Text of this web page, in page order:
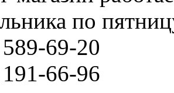
по
69-20
66-96